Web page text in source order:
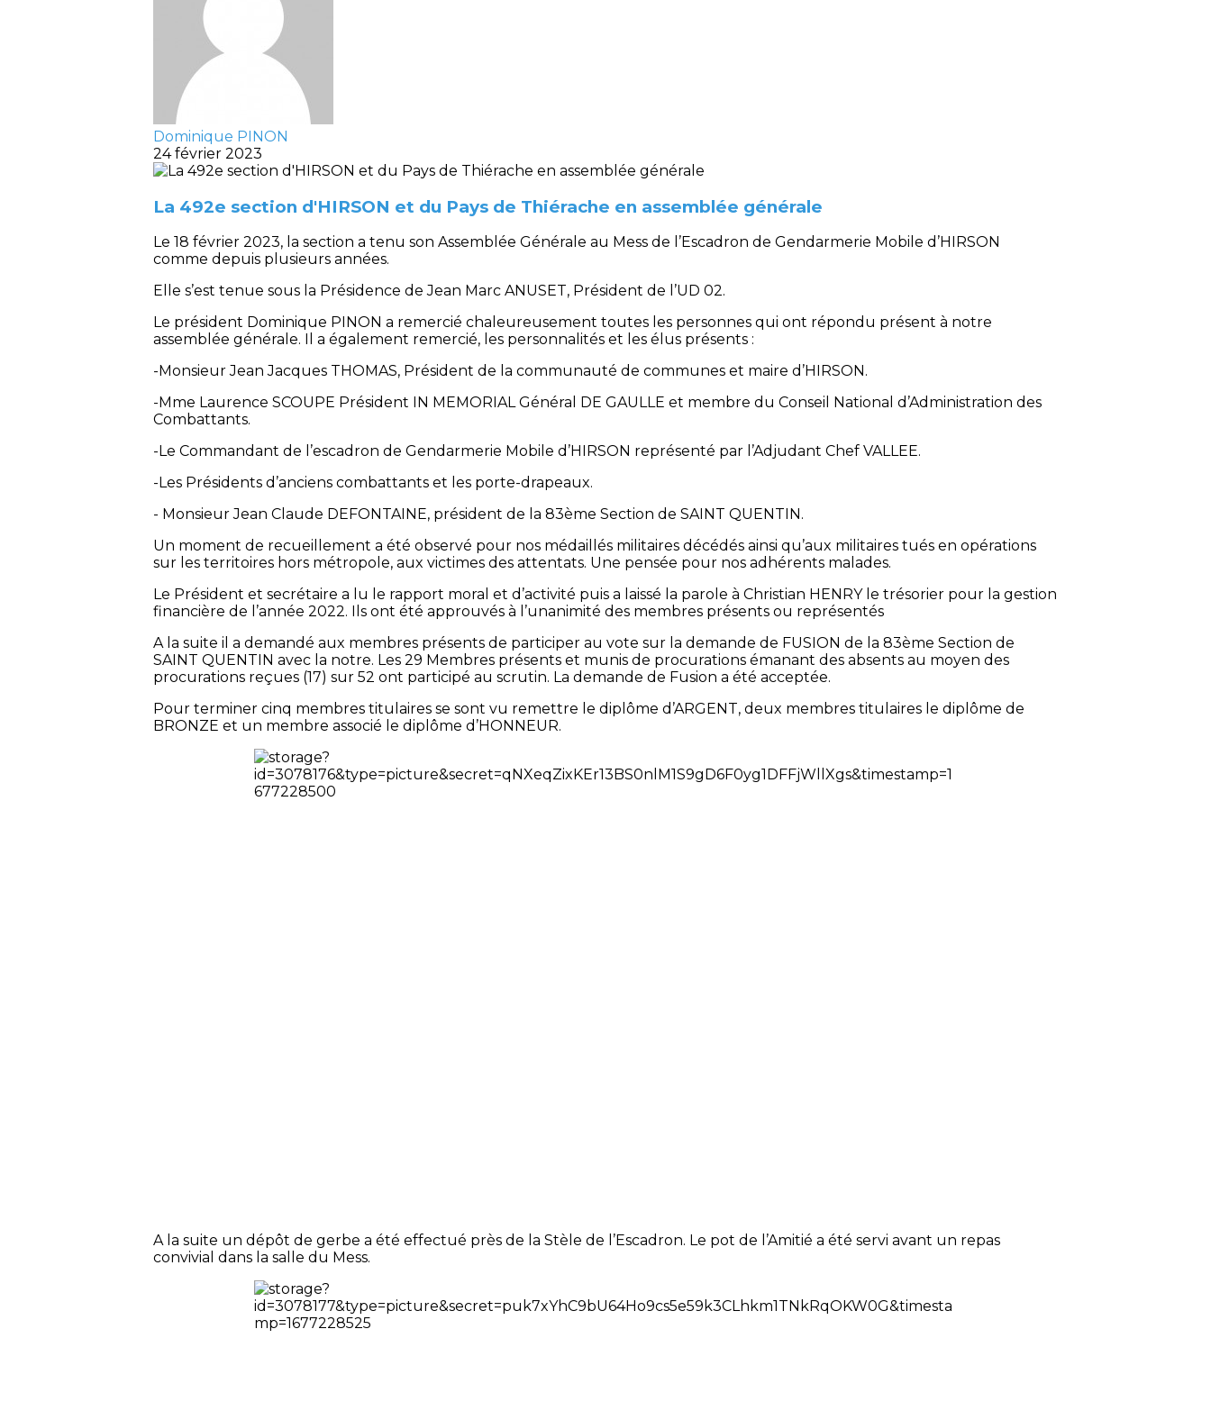
Dominique PINON
24 février 2023
La 492e section d'HIRSON et du Pays de Thiérache en assemblée générale
Le 18 février 2023, la section a tenu son Assemblée Générale au Mess de l’Escadron de Gendarmerie Mobile d’HIRSON
comme depuis plusieurs années.
Elle s’est tenue sous la Présidence de Jean Marc ANUSET, Président de l’UD 02.
Le président Dominique PINON a remercié chaleureusement toutes les personnes qui ont répondu présent à notre
assemblée générale. Il a également remercié, les personnalités et les élus présents :
-Monsieur Jean Jacques THOMAS, Président de la communauté de communes et maire d’HIRSON.
-Mme Laurence SCOUPE Président IN MEMORIAL Général DE GAULLE et membre du Conseil National d’Administration des
Combattants.
-Le Commandant de l’escadron de Gendarmerie Mobile d’HIRSON représenté par l’Adjudant Chef VALLEE.
-Les Présidents d’anciens combattants et les porte-drapeaux.
- Monsieur Jean Claude DEFONTAINE, président de la 83ème Section de SAINT QUENTIN.
Un moment de recueillement a été observé pour nos médaillés militaires décédés ainsi qu’aux militaires tués en opérations
sur les territoires hors métropole, aux victimes des attentats. Une pensée pour nos adhérents malades.
Le Président et secrétaire a lu le rapport moral et d’activité puis a laissé la parole à Christian HENRY le trésorier pour la gestion
financière de l’année 2022. Ils ont été approuvés à l’unanimité des membres présents ou représentés
A la suite il a demandé aux membres présents de participer au vote sur la demande de FUSION de la 83ème Section de
SAINT QUENTIN avec la notre. Les 29 Membres présents et munis de procurations émanant des absents au moyen des
procurations reçues (17) sur 52 ont participé au scrutin. La demande de Fusion a été acceptée.
Pour terminer cinq membres titulaires se sont vu remettre le diplôme d’ARGENT, deux membres titulaires le diplôme de
BRONZE et un membre associé le diplôme d’HONNEUR.
A la suite un dépôt de gerbe a été effectué près de la Stèle de l’Escadron. Le pot de l’Amitié a été servi avant un repas
convivial dans la salle du Mess.